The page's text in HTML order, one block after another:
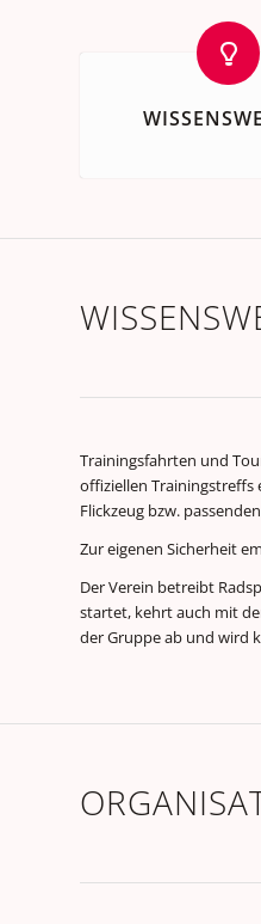
Trainingsfahrten und
offiziellen Trainingstreffs
Flickzeug bzw.
Zur eigenen Sicherheit
Der Verein betreibt
startet, kehrt auch mit
der Gruppe ab und wird